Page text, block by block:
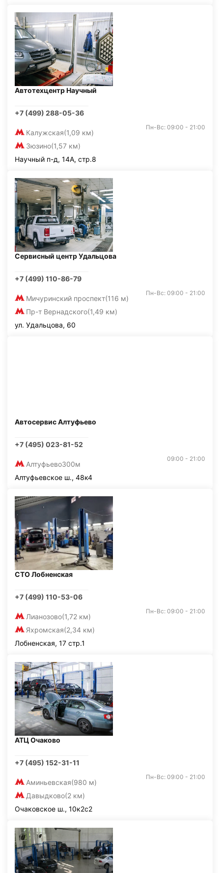
Автотехцентр Научный
+7 (499) 288-05-36
Калужская(1,09 км)
Зюзино(1,57 км)
Пн-Вс: 09:00 - 21:00
Научный п-д, 14А, стр.8
Сервисный центр Удальцова
+7 (499) 110-86-79
Мичуринский проспект(116 м)
Пр-т Вернадского(1,49 км)
Пн-Вс: 09:00 - 21:00
ул. Удальцова, 60
Автосервис Алтуфьево
+7 (495) 023-81-52
Алтуфьево300м
09:00 - 21:00
Алтуфьевское ш., 48к4
СТО Лобненская
+7 (499) 110-53-06
Лианозово(1,72 км)
Яхромская(2,34 км)
Пн-Вс: 09:00 - 21:00
Лобненская, 17 стр.1
АТЦ Очаково
+7 (495) 152-31-11
Аминьевская(980 м)
Давыдково(2 км)
Пн-Вс: 09:00 - 21:00
Очаковское ш., 10к2с2